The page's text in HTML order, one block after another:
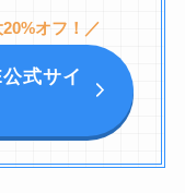
オフ！／
式サイ